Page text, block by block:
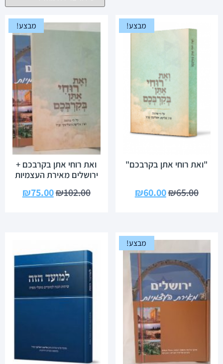
מבצע!
"ואת רוחי אתן בקרבכם"
₪65.00
₪60.00
מבצע!
ואת רוחי אתן בקרבכם +
ירושלים מאירת העצמיות
₪102.00
₪75.00
מבצע!